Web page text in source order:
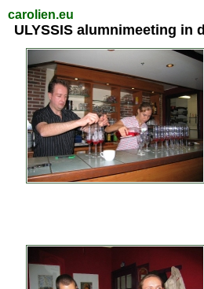
carolien.eu
ULYSSIS alumnimeeting in